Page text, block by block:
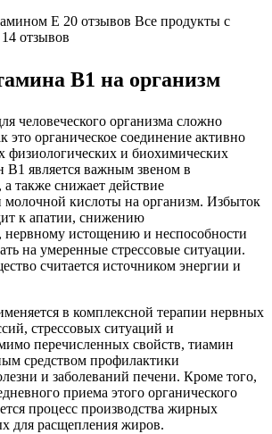
Е 20 отзывов Все продукты с
отзывов
B1 на организм
человеческого организма сложно
это органическое соединение активно
физиологических и биохимических
B1 является важным звеном в
также снижает действие
молочной кислоты на организм. Избыток
к апатии, снижению
нервному истощению и неспособности
на умеренные стрессовые ситуации.
считается источником энергии и
в комплексной терапии нервных
стрессовых ситуаций и
перечисленных свойств, тиамин
средством профилактики
и заболеваний печени. Кроме того,
приема этого органического
процесс производства жирных
для расщепления жиров.